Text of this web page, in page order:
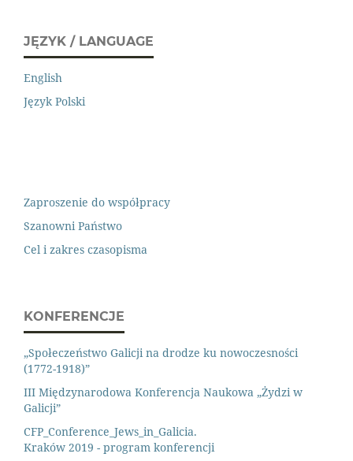
JĘZYK / LANGUAGE
English
Język Polski
Zaproszenie do współpracy
Szanowni Państwo
Cel i zakres czasopisma
KONFERENCJE
„Społeczeństwo Galicji na drodze ku nowoczesności
(1772-1918)”
III Międzynarodowa Konferencja Naukowa „Żydzi w
Galicji”
CFP_Conference_Jews_in_Galicia.
Kraków 2019 - program konferencji